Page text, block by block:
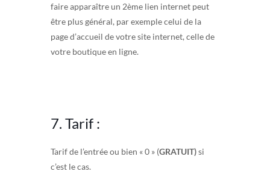
faire apparaître un 2ème lien internet peut
être plus général, par exemple celui de la
page d’accueil de votre site internet, celle de
votre boutique en ligne.
7. Tarif :
Tarif de l’entrée ou bien « 0 » (GRATUIT)si
c’est le cas.